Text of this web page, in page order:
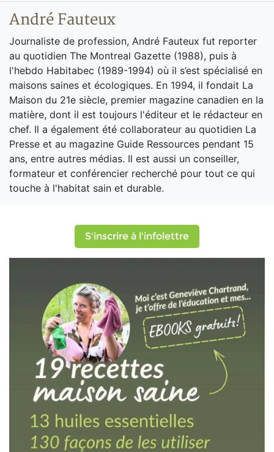
André Fauteux
Journaliste de profession, André Fauteux fut reporter
au quotidien The Montreal Gazette (1988), puis à
l'hebdo Habitabec (1989-1994) où il s’est spécialisé en
maisons saines et écologiques. En 1994, il fondait La
Maison du 21e siècle, premier magazine canadien en la
matière, dont il est toujours l'éditeur et le rédacteur en
chef. Il a également été collaborateur au quotidien La
Presse et au magazine Guide Ressources pendant 15
ans, entre autres médias. Il est aussi un conseiller,
formateur et conférencier recherché pour tout ce qui
touche à l'habitat sain et durable.
S'inscrire à l'infolettre